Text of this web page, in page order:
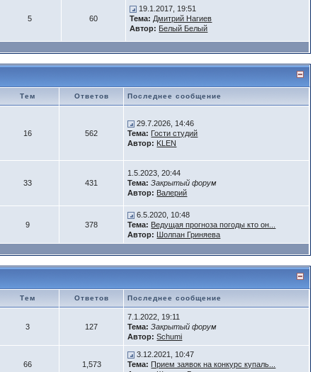
5 60
19.1.2017, 19:51
Тема: Дмитрий Нагиев
Автор: Белый Белый
Тем Ответов Последнее сообщение
16 562
29.7.2026, 14:46
Тема: Гости студий
Автор: KLEN
33 431
1.5.2023, 20:44
Тема: Закрытый форум
Автор: Валерий
9 378
6.5.2020, 10:48
Тема: Ведущая прогноза погоды кто он...
Автор:
Шолпан Гриняева
Тем Ответов Последнее сообщение
3 127
7.1.2022, 19:11
Тема: Закрытый форум
Автор: Schumi
66 1,573
3.12.2021, 10:47
Тема: Прием заявок на конкурс купаль...